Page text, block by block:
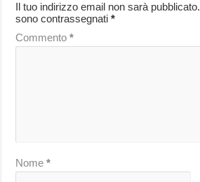
Il tuo indirizzo email non sarà pubblicato.
sono contrassegnati*
Commento*
Nome*